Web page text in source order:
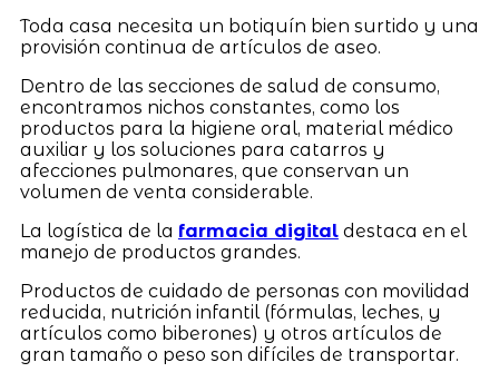
Toda casa necesita un botiquín bien surtido y una
provisión continua de artículos de aseo.
Dentro de las secciones de salud de consumo,
encontramos nichos constantes, como los
productos para la higiene oral, material médico
auxiliar y los soluciones para catarros y
afecciones pulmonares, que conservan un
volumen de venta considerable.
La logística de la farmacia digitaldestaca en el
manejo de productos grandes.
Productos de cuidado de personas con movilidad
reducida, nutrición infantil (fórmulas, leches, y
artículos como biberones) y otros artículos de
gran tamaño o peso son difíciles de transportar.